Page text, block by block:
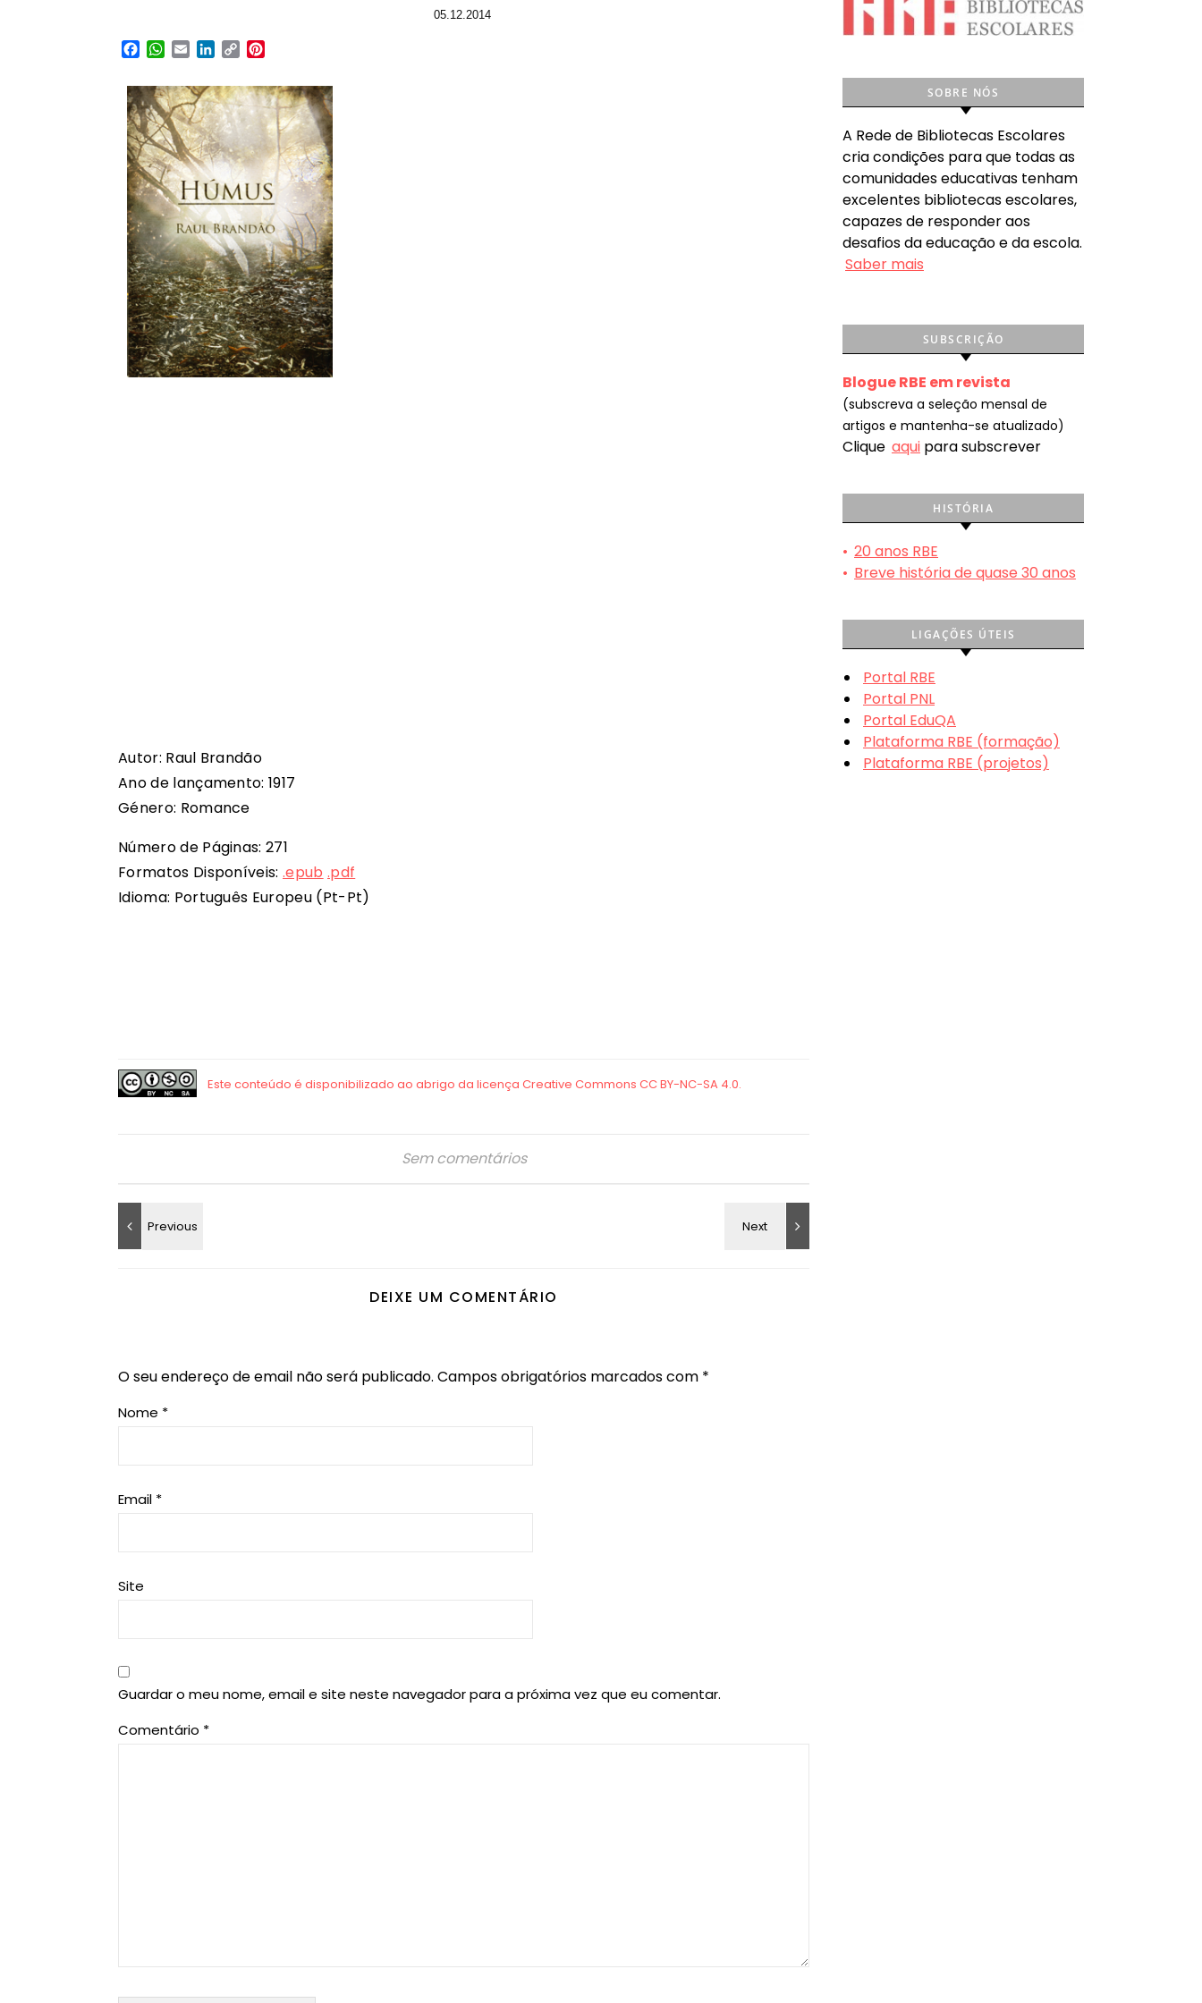
05.12.2014
Facebook
WhatsApp
EmailLinkedIn
Copy
Autor: Raul Brandão
Ano de lançamento: 1917
Género: Romance
Número de Páginas: 271
Formatos Disponíveis:.epub .pdf
Idioma: Português Europeu (Pt-Pt)
Sem comentários
DEIXE UM COMENTÁRIO
O seu endereço de email não será publicado. Campos obrigatórios marcados com *
Nome *
Email *
Site
Guardar o meu nome, email e site neste navegador para a próxima vez que eu comentar.
Comentário *
SOBRE NÓS
A Rede de Bibliotecas Escolares
cria condições para que todas as
comunidades educativas tenham
excelentes bibliotecas escolares,
capazes de responder aos
desafios da educação e da escola.
Saber mais
SUBSCRIÇÃO
Blogue RBE em revista
(subscreva a seleção mensal de
artigos e mantenha-se atualizado)
Clique aqui para subscrever
HISTÓRIA
• 20 anos RBE
• Breve história de quase 30 anos
LIGAÇÕES ÚTEIS
Portal RBE
Portal PNL
Portal EduQA
Plataforma RBE (formação)
Plataforma RBE (projetos)